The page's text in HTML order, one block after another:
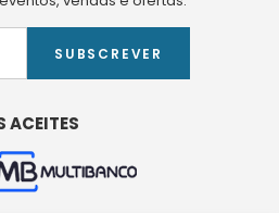
SUBSCREVER
ACEITES